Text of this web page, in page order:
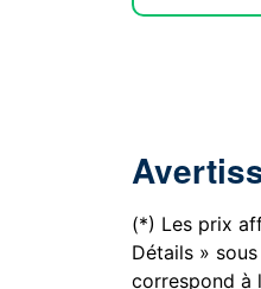
(*) Les prix
Détails »
correspond à